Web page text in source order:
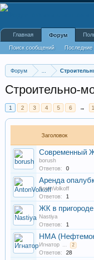
Форум
Строительно-
1 2 3 4 5 6 →
Заголовок
Современный
borush
Ответов:
0
Аренда
AntonVolkoff
Ответов:
1
ЖК в
Nastiya
Ответов:
1
НМА
Игнатор ... 2
Ответов: 28
Главная Форум
Поиск сообщений